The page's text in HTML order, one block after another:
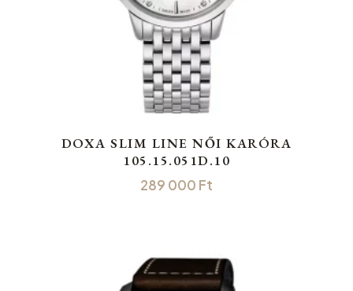
DOXA SLIM LINE NŐI KARÓRA
105.15.051D.10
289 000 Ft